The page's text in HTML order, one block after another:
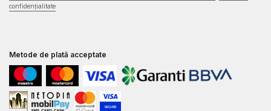
confidențialitate
Metode de plată acceptate